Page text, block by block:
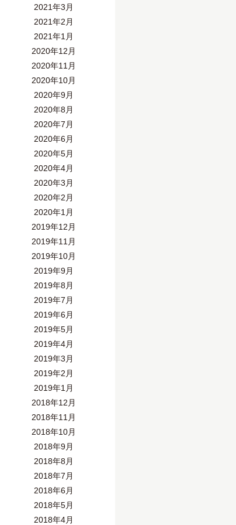
2021年3月
2021年2月
2021年1月
2020年12月
2020年11月
2020年10月
2020年9月
2020年8月
2020年7月
2020年6月
2020年5月
2020年4月
2020年3月
2020年2月
2020年1月
2019年12月
2019年11月
2019年10月
2019年9月
2019年8月
2019年7月
2019年6月
2019年5月
2019年4月
2019年3月
2019年2月
2019年1月
2018年12月
2018年11月
2018年10月
2018年9月
2018年8月
2018年7月
2018年6月
2018年5月
2018年4月